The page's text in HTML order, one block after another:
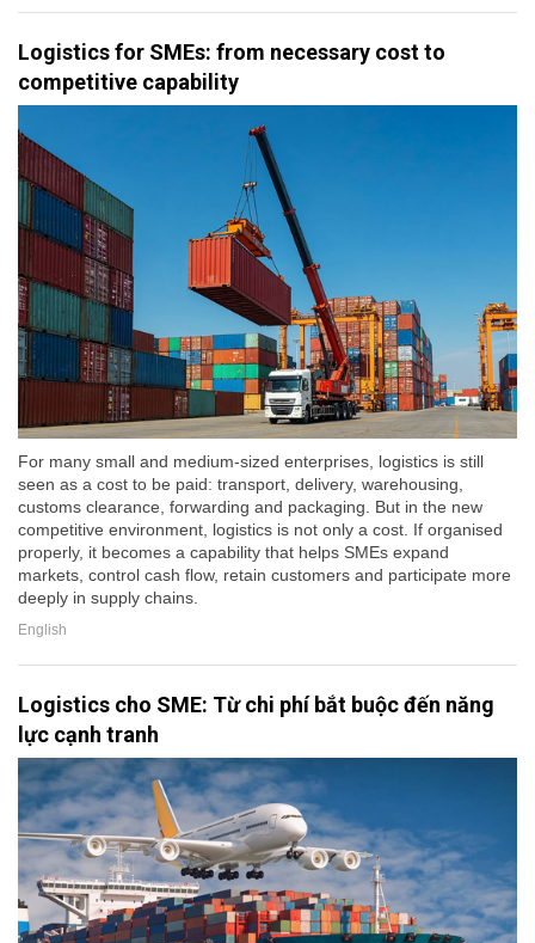
Logistics for SMEs: from necessary cost to
competitive capability
For many small and medium-sized enterprises, logistics is still
seen as a cost to be paid: transport, delivery, warehousing,
customs clearance, forwarding and packaging. But in the new
competitive environment, logistics is not only a cost. If organised
properly, it becomes a capability that helps SMEs expand
markets, control cash flow, retain customers and participate more
deeply in supply chains.
English
Logistics cho SME: Từ chi phí bắt buộc đến năng
lực cạnh tranh